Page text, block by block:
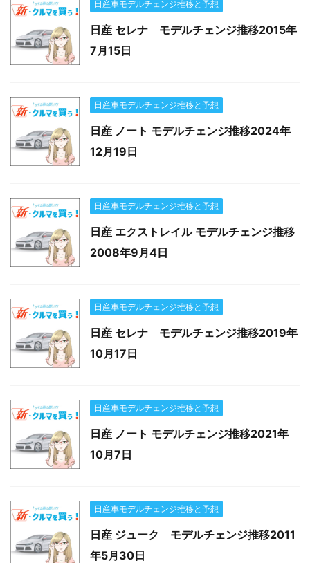
日産車モデルチェンジ推移と予想
日産 セレナ モデルチェンジ推移2015年
7月15日
日産車モデルチェンジ推移と予想
日産 ノート モデルチェンジ推移2024年
12月19日
日産車モデルチェンジ推移と予想
日産 エクストレイル モデルチェンジ推移
2008年9月4日
日産車モデルチェンジ推移と予想
日産 セレナ モデルチェンジ推移2019年
10月17日
日産車モデルチェンジ推移と予想
日産 ノート モデルチェンジ推移2021年
10月7日
日産車モデルチェンジ推移と予想
日産 ジューク モデルチェンジ推移2011
年5月30日